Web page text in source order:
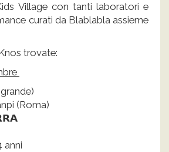
Village con tanti laboratori e
curati da Blablabla assieme
trovate:
(Roma)
anni